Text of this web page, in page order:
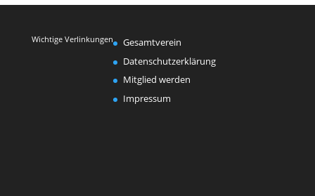
Wichtige Verlinkungen
Gesamtverein
Datenschutzerklärung
Mitglied werden
Impressum